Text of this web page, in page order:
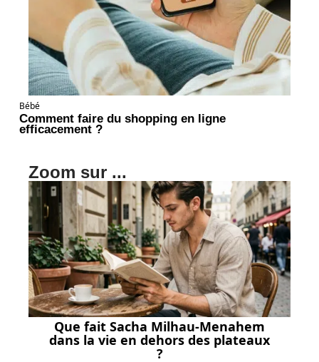
Bébé
Comment faire du shopping en ligne
efficacement ?
Zoom sur ...
Que fait Sacha Milhau-Menahem
dans la vie en dehors des plateaux
?